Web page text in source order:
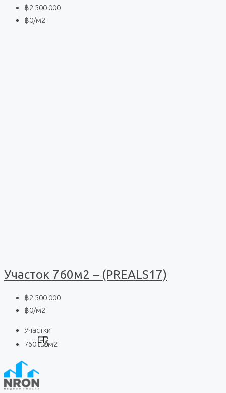
฿2 500 000
฿0/м2
Участок 760м2 – (PREALS17)
฿2 500 000
฿0/м2
Участки
760
м2